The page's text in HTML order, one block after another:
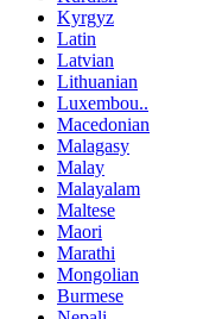
Kyrgyz
Latin
Latvian
Lithuanian
Luxembou..
Macedonian
Malagasy
Malay
Malayalam
Maltese
Maori
Marathi
Mongolian
Burmese